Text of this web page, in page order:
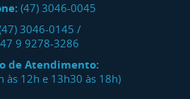
(47) 3046-0045
3046-0145 /
47 9 9278-3286
de Atendimento:
às 12h e 13h30 às 18h)